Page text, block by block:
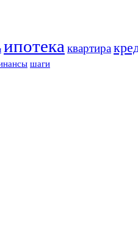
ипотека квартира
шаги